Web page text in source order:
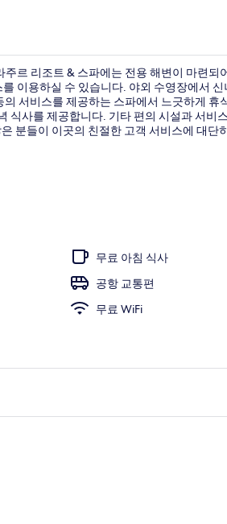
르 리조트 & 스파에는 전용 해변이 마련되
이용하실 수 있습니다. 야외 수영장에서
서비스를 제공하는 스파에서 느긋하게 휴
식사를 제공합니다. 기타 편의 시설과 서비
분들이 이곳의 친절한 고객 서비스에 대단
무료 아침 식사
공항 교통편
무료 WiFi